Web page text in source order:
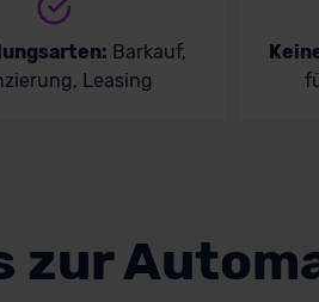
Barkauf,
Leasing
zur